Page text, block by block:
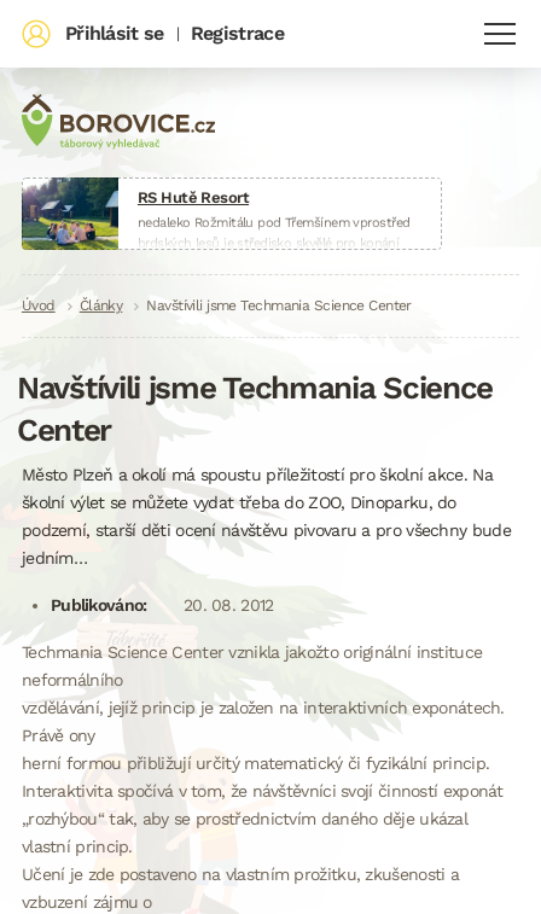
RS Hutě Resort
nedaleko Rožmitálu pod Třemšínem vprostřed
brdských lesů je středisko skvělé pro konání
www.huteresort.cz
Přihlásit se | Registrace
Drobečková
Úvod Články Navštívili jsme Techmania Science Center
Navštívili jsme Techmania Science
Center
Město Plzeň a okolí má spoustu příležitostí pro školní akce. Na
školní výlet se můžete vydat třeba do ZOO, Dinoparku, do
podzemí, starší děti ocení návštěvu pivovaru a pro všechny bude
jedním…
Publikováno: 20. 08. 2012
Techmania Science Center vznikla jakožto originální instituce
neformálního
vzdělávání, jejíž princip je založen na interaktivních exponátech.
Právě ony
herní formou přibližují určitý matematický či fyzikální princip.
Interaktivita spočívá v tom, že návštěvníci svojí činností exponát
„rozhýbou“ tak, aby se prostřednictvím daného děje ukázal
vlastní princip.
Učení je zde postaveno na vlastním prožitku, zkušenosti a
vzbuzení zájmu o